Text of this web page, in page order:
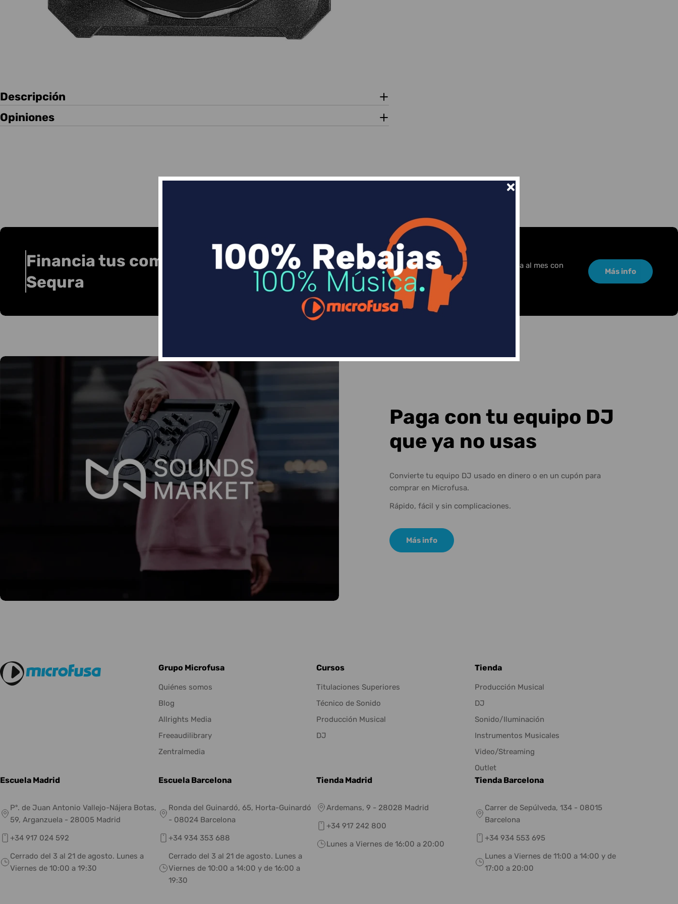
Descripción
Opiniones
Financia tus compras con
Sequra
Divide en 3 sin coste o hasta en 18 meses por una pequeña cuota al mes con
Sequra
Más info
Paga con tu equipo DJ
que ya no usas
Convierte tu equipo DJ usado en dinero o en un cupón para
comprar en Microfusa.
Rápido, fácil y sin complicaciones.
Más info
Grupo Microfusa
Quiénes somos
Blog
Allrights Media
Freeaudilibrary
Zentralmedia
Cursos
Titulaciones Superiores
Técnico de Sonido
Producción Musical
DJ
Tienda
Producción Musical
DJ
Sonido/Iluminación
Instrumentos Musicales
Video/Streaming
Outlet
Escuela Madrid
Pº. de Juan Antonio Vallejo-Nájera Botas,
59, Arganzuela - 28005 Madrid
+34 917 024 592
Cerrado del 3 al 21 de agosto. Lunes a
Viernes de 10:00 a 19:30
Escuela Barcelona
Ronda del Guinardó, 65, Horta-Guinardó
- 08024 Barcelona
+34 934 353 688
Cerrado del 3 al 21 de agosto. Lunes a
Viernes de 10:00 a 14:00 y de 16:00 a
19:30
Tienda Madrid
Ardemans, 9 - 28028 Madrid
+34 917 242 800
Lunes a Viernes de 16:00 a 20:00
Tienda Barcelona
Carrer de Sepúlveda, 134 - 08015
Barcelona
+34 934 553 695
Lunes a Viernes de 11:00 a 14:00 y de
17:00 a 20:00